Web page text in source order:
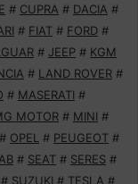
# CUPRA # DACIA #
# FIAT # FORD #
# JEEP # KGM
# LAND ROVER #
# MASERATI #
MOTOR # MINI #
# OPEL # PEUGEOT #
# SEAT # SERES #
# SUZUKI # TESLA #